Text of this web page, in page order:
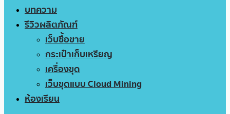
บทความ
รีวิวผลิตภัณฑ์
เว็บซื้อขาย
กระเป๋าเก็บเหรียญ
เครื่องขุด
เว็บขุดแบบ Cloud Mining
ห้องเรียน